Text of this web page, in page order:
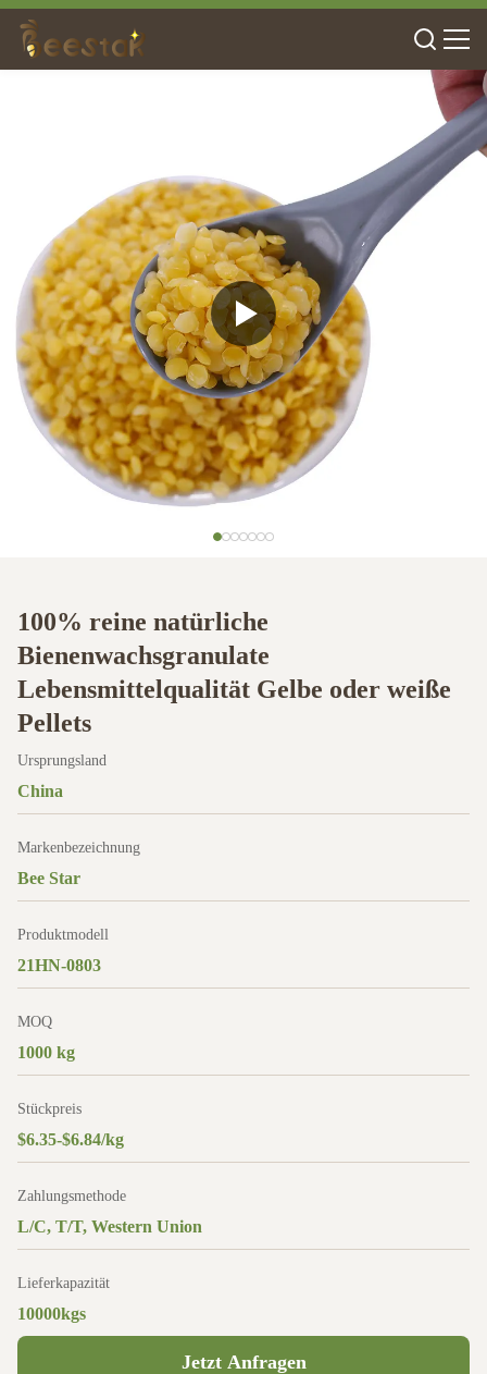
100% reine natürliche
Bienenwachsgranulate
Lebensmittelqualität Gelbe oder weiße
Pellets
Ursprungsland
China
Markenbezeichnung
Bee Star
Produktmodell
21HN-0803
MOQ
1000 kg
Stückpreis
$6.35-$6.84/kg
Zahlungsmethode
L/C, T/T, Western Union
Lieferkapazität
10000kgs
Jetzt Anfragen